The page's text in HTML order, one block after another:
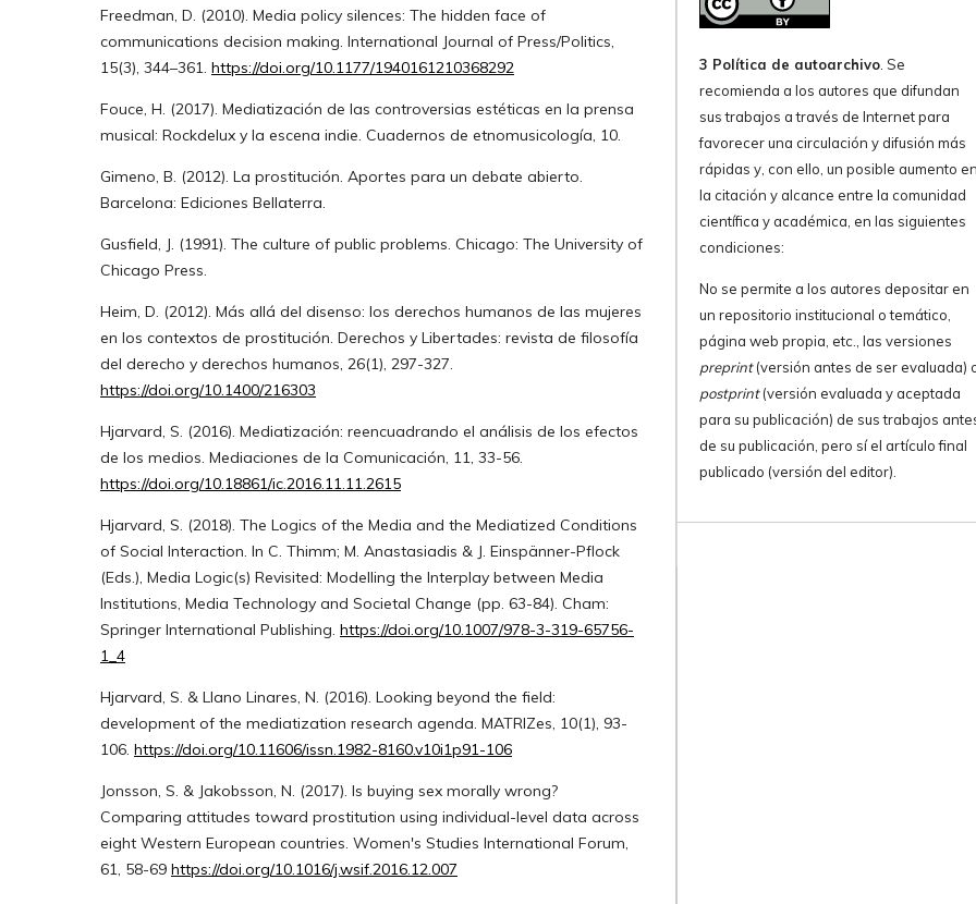
Freedman, D. (2010). Media policy silences: The hidden face of
communications decision making. International Journal of Press/Politics,
15(3), 344–361. https://doi.org/10.1177/1940161210368292
Fouce, H. (2017). Mediatización de las controversias estéticas en la prensa
musical: Rockdelux y la escena indie. Cuadernos de etnomusicología, 10.
Gimeno, B. (2012). La prostitución. Aportes para un debate abierto.
Barcelona: Ediciones Bellaterra.
Gusfield, J. (1991). The culture of public problems. Chicago: The University of
Chicago Press.
Heim, D. (2012). Más allá del disenso: los derechos humanos de las mujeres
en los contextos de prostitución. Derechos y Libertades: revista de filosofía
del derecho y derechos humanos, 26(1), 297-327.
https://doi.org/10.1400/216303
Hjarvard, S. (2016). Mediatización: reencuadrando el análisis de los efectos
de los medios. Mediaciones de la Comunicación, 11, 33-56.
https://doi.org/10.18861/ic.2016.11.11.2615
Hjarvard, S. (2018). The Logics of the Media and the Mediatized Conditions
of Social Interaction. In C. Thimm; M. Anastasiadis & J. Einspänner-Pflock
(Eds.), Media Logic(s) Revisited: Modelling the Interplay between Media
Institutions, Media Technology and Societal Change (pp. 63-84). Cham:
Springer International Publishing. https://doi.org/10.1007/978-3-319-65756-
1_4
Hjarvard, S. & Llano Linares, N. (2016). Looking beyond the field:
development of the mediatization research agenda. MATRIZes, 10(1), 93-
106. https://doi.org/10.11606/issn.1982-8160.v10i1p91-106
Jonsson, S. & Jakobsson, N. (2017). Is buying sex morally wrong?
Comparing attitudes toward prostitution using individual-level data across
eight Western European countries. Women's Studies International Forum,
61, 58-69 https://doi.org/10.1016/j.wsif.2016.12.007
3 Política de autoarchivo. Se
recomienda a los autores que difundan
sus trabajos a través de Internet para
favorecer una circulación y difusión más
rápidas y, con ello, un posible aumento en
la citación y alcance entre la comunidad
científica y académica, en las siguientes
condiciones:
No se permite a los autores depositar en
un repositorio institucional o temático,
página web propia, etc., las versiones
preprint(versión antes de ser evaluada)
postprint(versión evaluada y aceptada
para su publicación) de sus trabajos
de su publicación, pero sí el artículo final
publicado (versión del editor).